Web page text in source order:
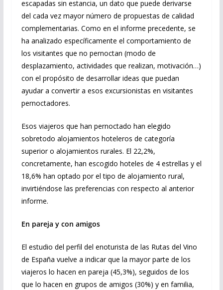
escapadas sin estancia, un dato que puede derivarse
del cada vez mayor número de propuestas de calidad
complementarias. Como en el informe precedente, se
ha analizado específicamente el comportamiento de
los visitantes que no pernoctan (modo de
desplazamiento, actividades que realizan, motivación…)
con el propósito de desarrollar ideas que puedan
ayudar a convertir a esos excursionistas en visitantes
pernoctadores.
Esos viajeros que han pernoctado han elegido
sobretodo alojamientos hoteleros de categoría
superior o alojamientos rurales. El 22,2%,
concretamente, han escogido hoteles de 4 estrellas y el
18,6% han optado por el tipo de alojamiento rural,
invirtiéndose las preferencias con respecto al anterior
informe.
En pareja y con amigos
El estudio del perfil del enoturista de las Rutas del Vino
de España vuelve a indicar que la mayor parte de los
viajeros lo hacen en pareja (45,3%), seguidos de los
que lo hacen en grupos de amigos (30%) y en familia,